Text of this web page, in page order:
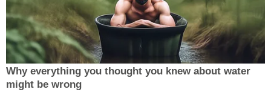
Why everything you thought you knew about water
might be wrong